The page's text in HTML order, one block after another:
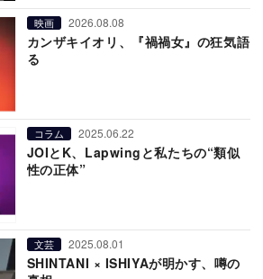
映画 2026.08.08
カンザキイオリ、『禍禍女』の狂気語
る
コラム 2025.06.22
JOIとK、Lapwingと私たちの“類似
性の正体”
文芸 2025.08.01
SHINTANI × ISHIYAが明かす、噂の